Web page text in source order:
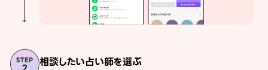
相談したい占い師を選ぶ